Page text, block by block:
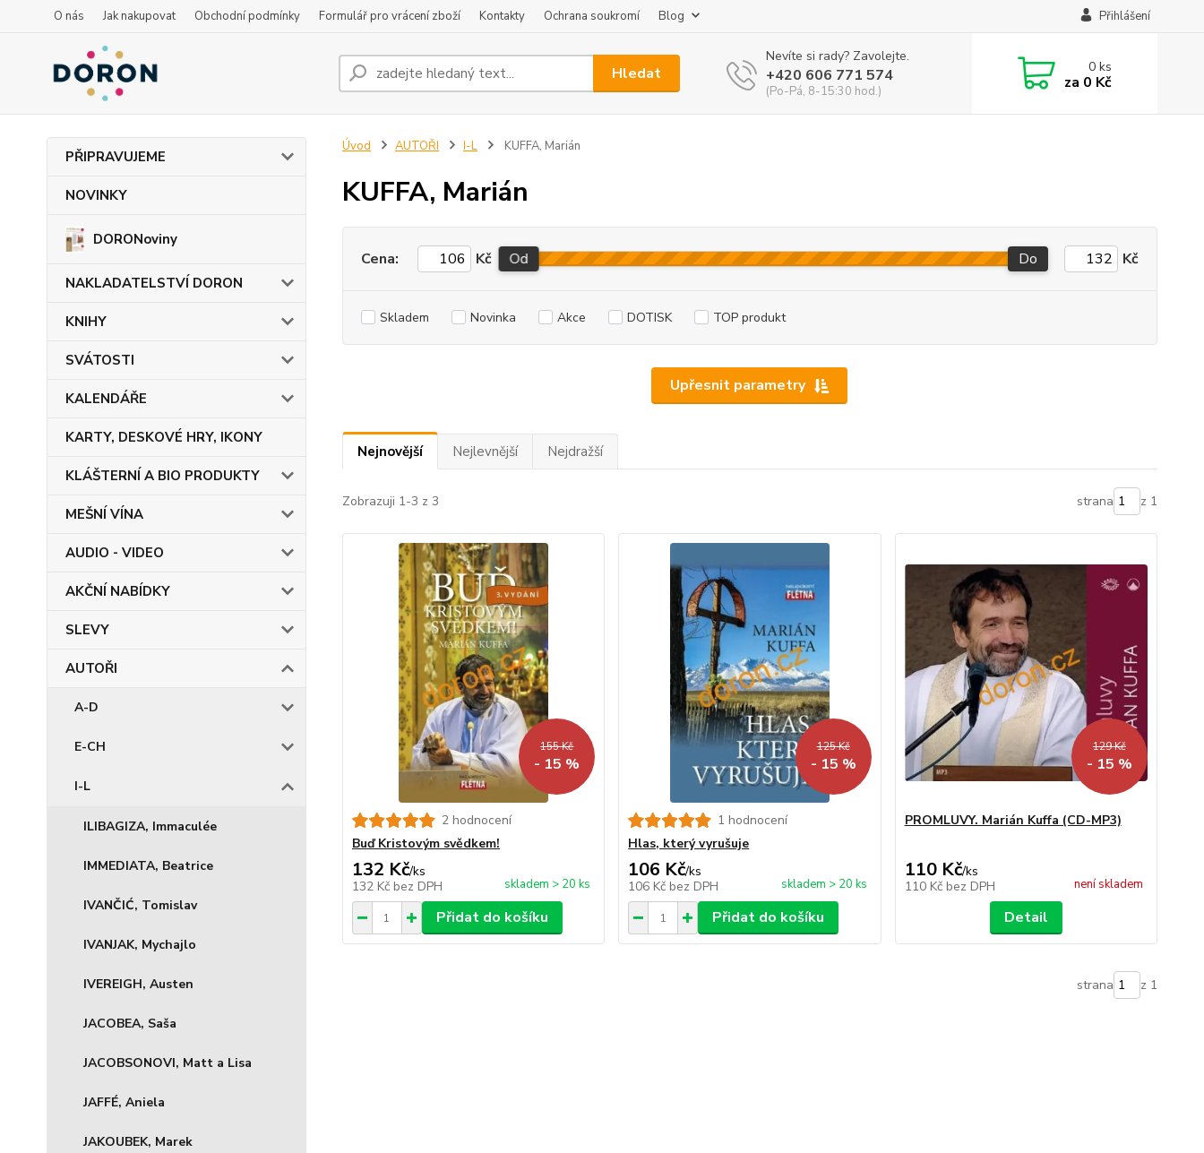
O nás Jak nakupovat Obchodní podmínky Formulář pro vrácení zboží Kontakty Ochrana soukromí Blog Přihlášení
Hledat
Nevíte si rady? Zavolejte.
+420 606 771 574
(Po-Pá, 8-15:30 hod.)
0ks
za 0 Kč
PŘIPRAVUJEME
NOVINKY
DORONoviny
NAKLADATELSTVÍ DORON
KNIHY
SVÁTOSTI
KALENDÁŘE
KARTY, DESKOVÉ HRY, IKONY
KLÁŠTERNÍ A BIO PRODUKTY
MEŠNÍ VÍNA
AUDIO - VIDEO
AKČNÍ NABÍDKY
SLEVY
AUTOŘI
A-D
E-CH
I-L
ILIBAGIZA, Immaculée
IMMEDIATA, Beatrice
IVANČIĆ, Tomislav
IVANJAK, Mychajlo
IVEREIGH, Austen
JACOBEA, Saša
JACOBSONOVI, Matt a Lisa
JAFFÉ, Aniela
JAKOUBEK, Marek
Úvod AUTOŘI I-L KUFFA, Marián
KUFFA, Marián
Upřesnit parametry
Cena: Kč Od Do Kč
Skladem Novinka Akce DOTISK TOP produkt
Nejnovější Nejlevnější Nejdražší
Zobrazuji 1-3 z 3 strana z 1
155 Kč
- 15 %
2 hodnocení
Buď Kristovým svědkem!
132 Kč/ks
132 Kč bez DPH skladem > 20 ks
Přidat do košíku
125 Kč
- 15 %
1 hodnocení
Hlas, který vyrušuje
106 Kč/ks
106 Kč bez DPH skladem > 20 ks
Přidat do košíku
129 Kč
- 15 %
PROMLUVY. Marián Kuffa (CD-MP3)
110 Kč/ks
110 Kč bez DPH není skladem
Detail
strana z 1